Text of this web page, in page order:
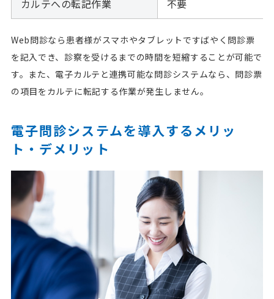
カルテへの転記作業 不要
Web問診なら患者様がスマホやタブレットですばやく問診票
を記入でき、診察を受けるまでの時間を短縮することが可能で
す。また、電子カルテと連携可能な問診システムなら、問診票
の項目をカルテに転記する作業が発生しません。
電子問診システムを導入するメリッ
ト・デメリット